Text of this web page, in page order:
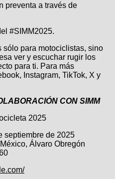
preventa a través de
#SIMM2025.
sólo para motociclistas, sino
ver y escuchar rugir los
para ti. Para más
Instagram, TikTok, X y
CON SIMM
2025
septiembre de 2025
Álvaro Obregón